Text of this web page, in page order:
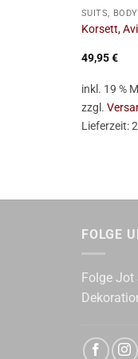
SUITS,
Korsett,
49,95€
inkl. 19 %
zzgl.
Lieferzeit:
FOLGE
Folge Jot